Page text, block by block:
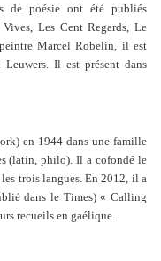
de poésie ont été publiés
Les Cent Regards, Le
Marcel Robelin, il est
Il est présent dans
en 1944 dans une famille
(latin, philo). Il a cofondé le
trois langues. En 2012, il a
dans le Times) « Calling
recueils en gaélique.